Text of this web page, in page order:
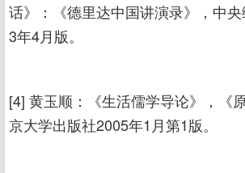
话》：《德里达中国讲演录》，中
3年4月版。
[4] 黄玉顺：《生活儒学导论》，《
京大学出版社2005年1月第1版。